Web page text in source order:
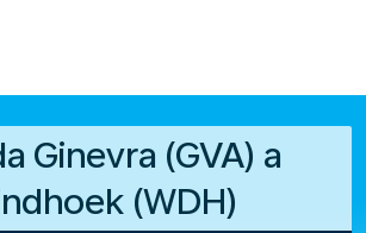
Ginevra (GVA) a
(WDH)